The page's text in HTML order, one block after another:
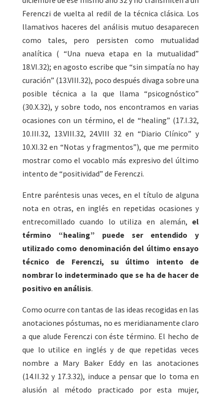
Ferenczi de vuelta al redil de la técnica clásica. Los
llamativos haceres del análisis mutuo desaparecen
como tales, pero persisten como mutualidad
analítica ( “Una nueva etapa en la mutualidad”
18.VI.32); en agosto escribe que “sin simpatía no hay
curación” (13.VIII.32), poco después divaga sobre una
posible técnica a la que llama “psicognóstico”
(30.X.32), y sobre todo, nos encontramos en varias
ocasiones con un término, el de “healing” (17.I.32,
10.III.32, 13.VIII.32, 24.VIII 32 en “Diario Clínico” y
10.XI.32 en “Notas y fragmentos”), que me permito
mostrar como el vocablo más expresivo del último
intento de “positividad” de Ferenczi.
Entre paréntesis unas veces, en el título de alguna
nota en otras, en inglés en repetidas ocasiones y
entrecomillado cuando lo utiliza en alemán, el
término “healing” puede ser entendido y
utilizado como denominación del último ensayo
técnico de Ferenczi, su último intento de
nombrar lo indeterminado que se ha de hacer de
positivo en análisis.
Como ocurre con tantas de las ideas recogidas en las
anotaciones póstumas, no es meridianamente claro
a que alude Ferenczi con éste término. El hecho de
que lo utilice en inglés y de que repetidas veces
nombre a Mary Baker Eddy en las anotaciones
(14.II.32 y 17.3.32), induce a pensar que lo toma en
alusión al método practicado por esta mujer,